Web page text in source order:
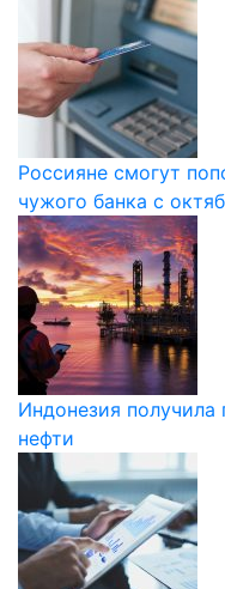
Россияне смогут
чужого банка с
Индонезия
нефти